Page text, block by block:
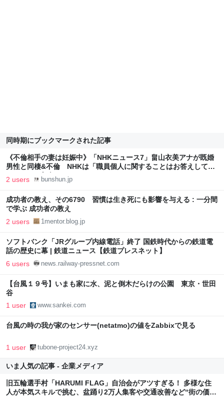
同時期にブックマークされた記事
《不倫相手の妻は妊娠中》「NHKニュース7」畠山衣美アナが既婚
男性と同棲&不倫 NHKは「職員個人に関することはお答えしてい
ません」 | 文春オンライン
2 users bunshun.jp
成功者の教え、その6790 習慣は生き死にも影響を与える : 一分間
で学ぶ 成功者の教え
2 users 1mentor.blog.jp
ソフトバンク「JRグループ内線電話」終了 国鉄時代からの鉄道電
話の歴史に幕 | 鉄道ニュース【鉄道プレスネット】
6 users news.railway-pressnet.com
【台風１９号】いまも家に水、泥と倒木だらけの公園 東京・世田
谷
1 user www.sankei.com
台風の時の我が家のセンサー(netatmo)の値をZabbixで見る
1 user tubone-project24.xyz
いま人気の記事 - 企業メディア
旧五輪選手村「HARUMI FLAG」自治会がアツすぎる！ 多様な住
人が本気スキルで挑む、盆踊り2万人集客や交通改善など“街の価値